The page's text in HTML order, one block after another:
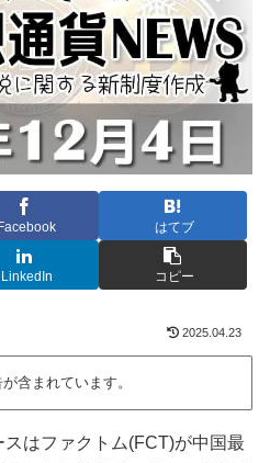
Facebook はてブ
LinkedIn コピー
2025.04.23
含まれています。
はファクトム(FCT)が中国最